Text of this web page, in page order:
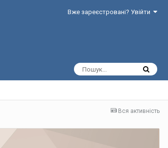
Вже зареєстровані? Увійти
Вся активність